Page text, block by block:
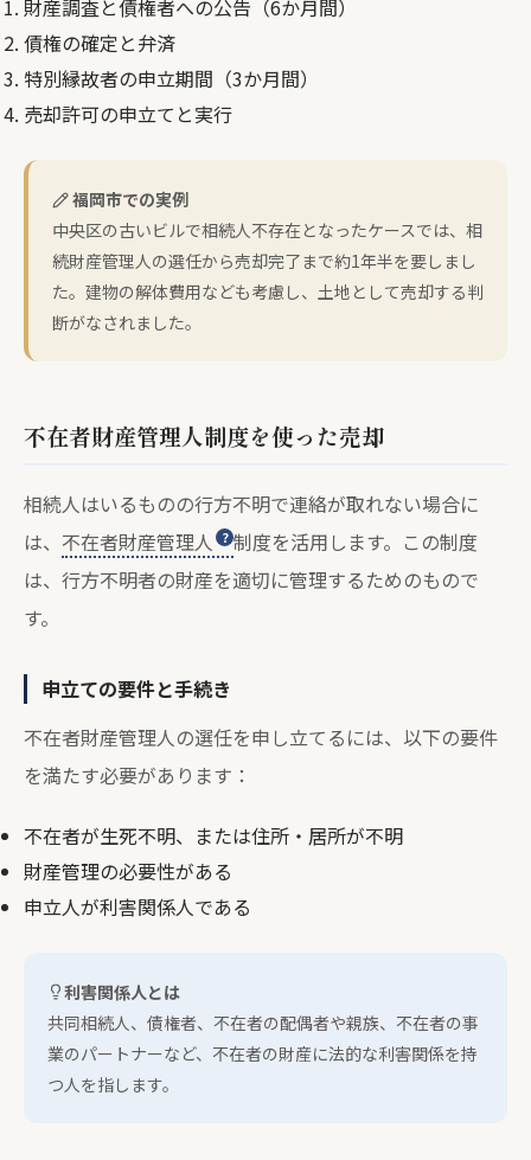
財産調査と債権者への公告（6か月間）
債権の確定と弁済
特別縁故者の申立期間（3か月間）
売却許可の申立てと実行
福岡市での実例
中央区の古いビルで相続人不存在となったケースでは、相
続財産管理人の選任から売却完了まで約1年半を要しまし
た。建物の解体費用なども考慮し、土地として売却する判
断がなされました。
不在者財産管理人制度を使った売却
相続人はいるものの行方不明で連絡が取れない場合に
は、 不在者財産管理人
制度を活用します。この制度
は、行方不明者の財産を適切に管理するためのもので
す。
申立ての要件と手続き
不在者財産管理人の選任を申し立てるには、以下の要件
を満たす必要があります：
不在者が生死不明、または住所・居所が不明
財産管理の必要性がある
申立人が利害関係人である
利害関係人とは
共同相続人、債権者、不在者の配偶者や親族、不在者の事
業のパートナーなど、不在者の財産に法的な利害関係を持
つ人を指します。